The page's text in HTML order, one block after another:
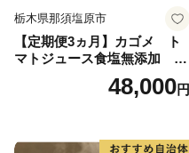
栃木県那須塩原市
【定期便3ヵ月】カゴメ ト
マトジュース食塩無添加 72
0ml PET×15本 1ケース 毎月
届く 3ヵ月 3回コース ns001-
48,000円